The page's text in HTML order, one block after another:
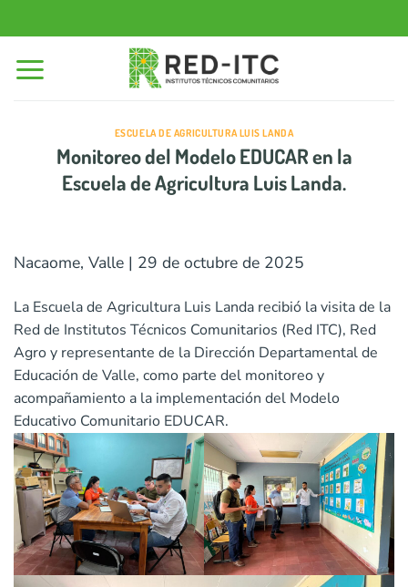
al
contenido
ESCUELA DE AGRICULTURA LUIS LANDA
Monitoreo del Modelo EDUCAR en la
Escuela de Agricultura Luis Landa.
Nacaome, Valle | 29 de octubre de 2025
La Escuela de Agricultura Luis Landa recibió la visita de la
Red de Institutos Técnicos Comunitarios (Red ITC), Red
Agro y representante de la Dirección Departamental de
Educación de Valle, como parte del monitoreo y
acompañamiento a la implementación del Modelo
Educativo Comunitario EDUCAR.